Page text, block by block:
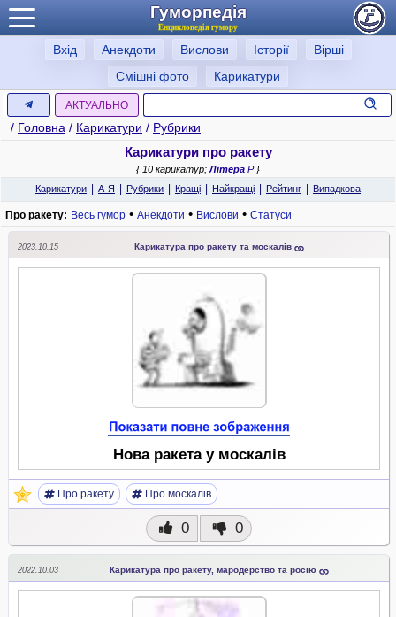
Гуморпедія
Енциклопедія гумору
Вхід Анекдоти Вислови Історії
Вірші
Смішні фото
Карикатури
АКТУАЛЬНО
/ Головна / Карикатури / Рубрики
Карикатури про ракету
{ 10 карикатур;Літера Р}
Карикатури
А-Я Рубрики Кращі Найкращі Рейтинг Випадкова
Про ракету: Весь гумор • Анекдоти • Вислови • Статуси
2023.10.15 Карикатура про ракету та москалів
Нова ракета у москалів
Про ракету Про москалів
0 0
2022.10.03 Карикатура про ракету, мародерство та росію